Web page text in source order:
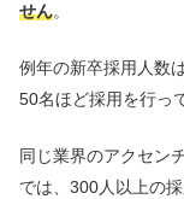
せん。
例年の新卒採用人数
50名ほど採用を行っ
同じ業界のアクセン
では、300人以上の